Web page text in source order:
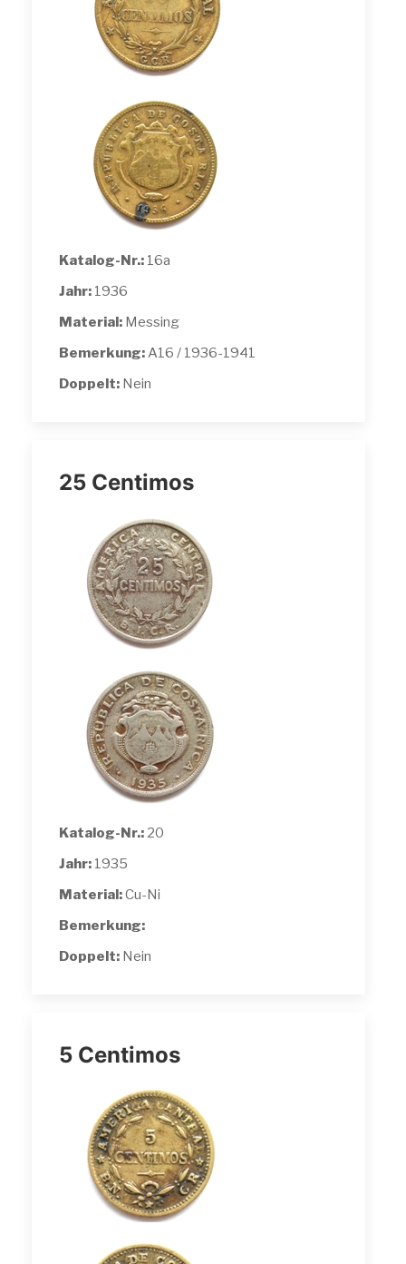
Katalog-Nr.: 16a
Jahr: 1936
Material: Messing
Bemerkung:A16 / 1936-1941
Doppelt: Nein
25 Centimos
Katalog-Nr.: 20
Jahr: 1935
Material:Cu-Ni
Bemerkung:
Doppelt: Nein
5 Centimos